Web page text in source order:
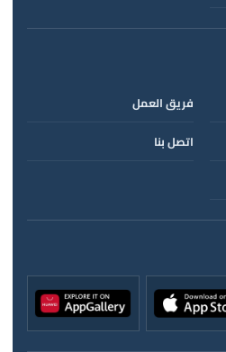
فريق العمل
اتصل بنا